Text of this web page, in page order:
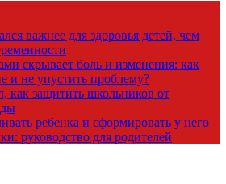
важнее для здоровья детей, чем
скрывает боль и изменения: как
и не упустить проблему?
как защитить школьников от
ребенка и сформировать у него
руководство для родителей